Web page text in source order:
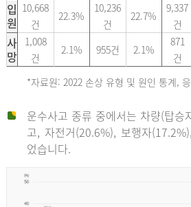
입
원
10,668
건
22.3%
10,236
건
22.7%
9,337
건
사
망
1,008
건
2.1% 955건 2.1%
871
건
*자료원: 2022 손상 유형 및 원인 통계,
운수사고 종류 중에서는 차량(탑
고, 자전거(20.6%), 보행자
었습니다.